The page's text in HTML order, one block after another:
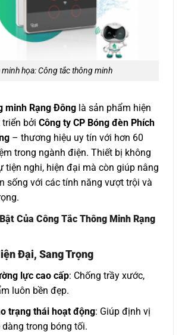
họa: Công tắc thông minh
minh Rạng Đông là sản phẩm hiện
bởi Công ty CP Bóng đèn Phích
– thương hiệu uy tín với hơn 60
trong ngành điện. Thiết bị không
tiện nghi, hiện đại mà còn giúp nâng
sống với các tính năng vượt trội và
Của Công Tắc Thông Minh Rạng
Đại, Sang Trọng
lực cao cấp: Chống trầy xước,
luôn bền đẹp.
trạng thái hoạt động: Giúp định vị
trong bóng tối.